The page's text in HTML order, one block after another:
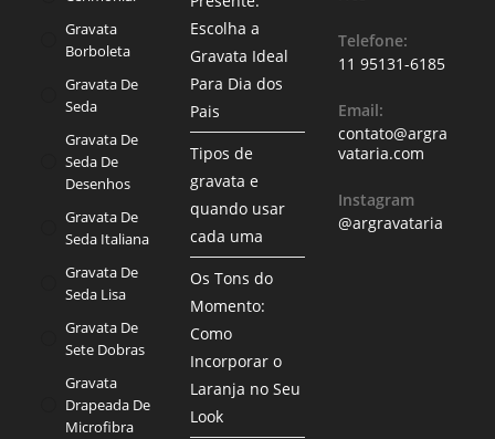
Gravata
Borboleta
Gravata De
Seda
Gravata De
Seda De
Desenhos
Gravata De
Seda Italiana
Gravata De
Seda Lisa
Gravata De
Sete Dobras
Gravata
Drapeada De
Microfibra
Escolha a
Gravata Ideal
Para Dia dos
Pais
Tipos de
gravata e
quando usar
cada uma
Os Tons do
Momento:
Como
Incorporar o
Laranja no Seu
Look
Telefone:
11 95131-6185
Email:
contato@argra
vataria.com
Instagram
@argravataria